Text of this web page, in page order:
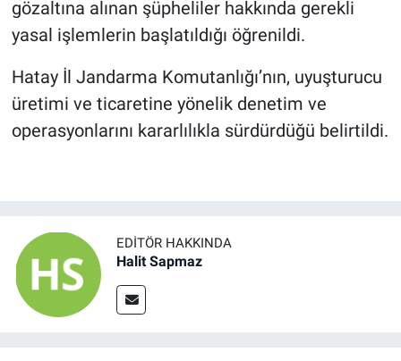
gözaltına alınan şüpheliler hakkında gerekli
yasal işlemlerin başlatıldığı öğrenildi.
Hatay İl Jandarma Komutanlığı’nın, uyuşturucu
üretimi ve ticaretine yönelik denetim ve
operasyonlarını kararlılıkla sürdürdüğü belirtildi.
EDITÖR HAKKINDA
Halit Sapmaz